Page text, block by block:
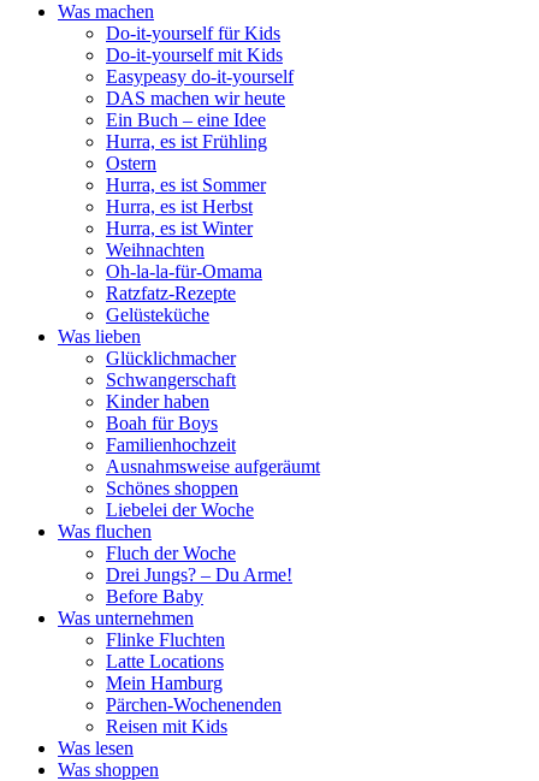
Was machen
Do-it-yourself für Kids
Do-it-yourself mit Kids
Easypeasy do-it-yourself
DAS machen wir heute
Ein Buch – eine Idee
Hurra, es ist Frühling
Ostern
Hurra, es ist Sommer
Hurra, es ist Herbst
Hurra, es ist Winter
Weihnachten
Oh-la-la-für-Omama
Ratzfatz-Rezepte
Gelüsteküche
Was lieben
Glücklichmacher
Schwangerschaft
Kinder haben
Boah für Boys
Familienhochzeit
Ausnahmsweise aufgeräumt
Schönes shoppen
Liebelei der Woche
Was fluchen
Fluch der Woche
Drei Jungs? – Du Arme!
Before Baby
Was unternehmen
Flinke Fluchten
Latte Locations
Mein Hamburg
Pärchen-Wochenenden
Reisen mit Kids
Was lesen
Was shoppen